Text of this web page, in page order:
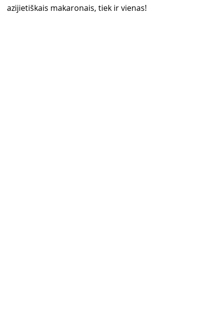
azijietiškais makaronais, tiek ir vienas!